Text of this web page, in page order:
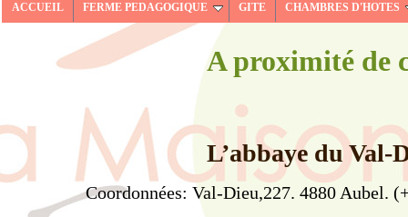
ACCUEIL FERME PEDAGOGIQUE GITE CHAMBRES D'HOTES
A proximité de
L’abbaye du Val-
Coordonnées: Val-Dieu,227. 4880 Aubel.